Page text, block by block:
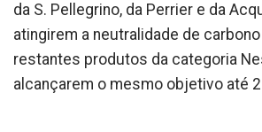
da S. Pellegrino, da Perrier e da
atingirem a neutralidade de
restantes produtos da categoria
alcançarem o mesmo objetivo até